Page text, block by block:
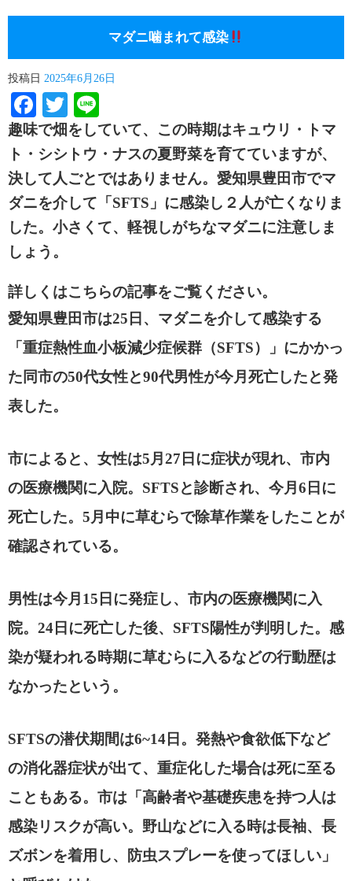
マダニ噛まれて感染
投稿日 2025年6月26日
Facebook
Twitter
趣味で畑をしていて、この時期はキュウリ・トマ
ト・シシトウ・ナスの夏野菜を育てていますが、
決して人ごとではありません。愛知県豊田市でマ
ダニを介して「SFTS」に感染し２人が亡くなりま
した。小さくて、軽視しがちなマダニに注意しま
しょう。
詳しくはこちらの記事をご覧ください。
愛知県豊田市は25 日、マダニを介して感染する
「重症熱性血小板減少症候群（SFTS）」にかかっ
た同市の50代女性と90代男性が今月死亡したと発
表した。
市によると、女性は5月 27 日に症状が現れ、市内
の医療機関に入院。 SFTSと診断され、今月 6 日に
死亡した。 5月中に草むらで除草作業をしたことが
確認されている。
男性は今月 15 日に発症し、市内の医療機関に入
院。 24 日に死亡した後、 SFTS陽性が判明した。感
染が疑われる時期に草むらに入るなどの行動歴は
なかったという。
SFTSの潜伏期間は6~14 日。発熱や食欲低下など
の消化器症状が出て、重症化した場合は死に至る
こともある。市は「高齢者や基礎疾患を持つ人は
感染リスクが高い。野山などに入る時は長袖、長
ズボンを着用し、防虫スプレーを使ってほしい」